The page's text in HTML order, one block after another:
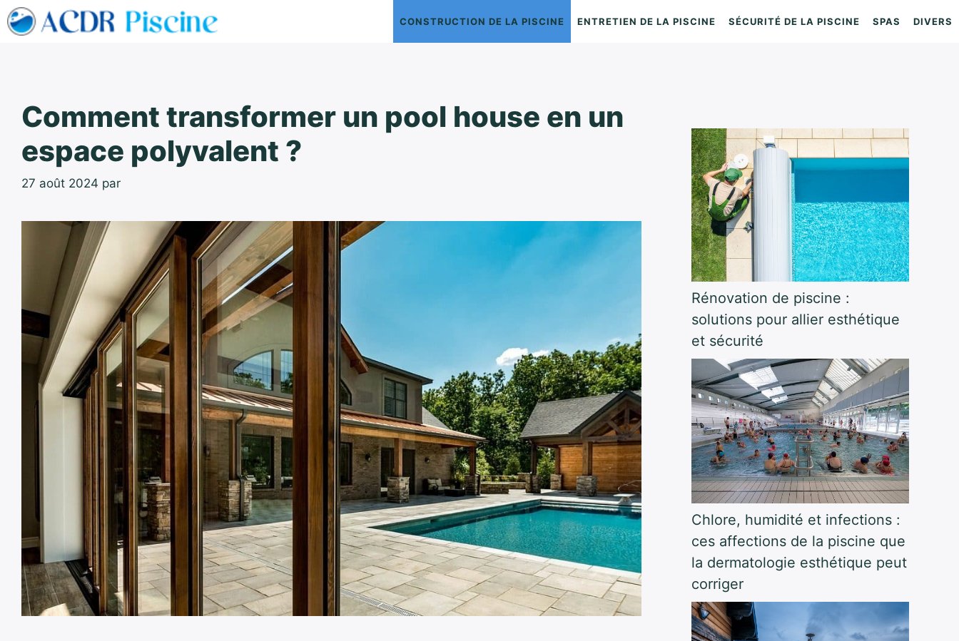
Aller
au
CONSTRUCTION DE LA PISCINE ENTRETIEN DE LA PISCINE SÉCURITÉ DE LA PISCINE SPAS DIVERS
Comment transformer un pool house en un
espace polyvalent ?
27 août 2024 par
Rénovation de piscine :
solutions pour allier esthétique
et sécurité
Chlore, humidité et infections :
ces affections de la piscine que
la dermatologie esthétique peut
corriger